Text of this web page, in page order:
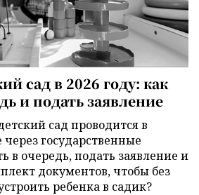
сад в 2026 году: как
и подать заявление
сад проводится в
государственные
в очередь, подать заявление и
документов, чтобы без
ребенка в садик?